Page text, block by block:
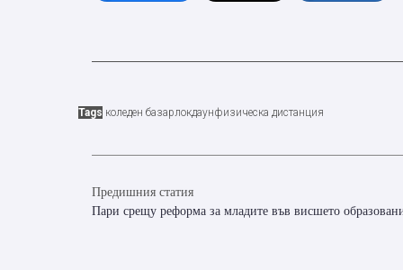
Tags коледен базарлокдаунфизическа дистанция
Предишния статия
Пари срещу реформа за младите във висшето